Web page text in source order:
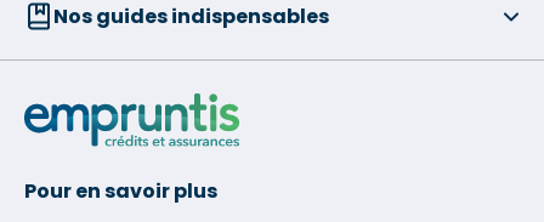
Nos guides indispensables
Pour en savoir plus